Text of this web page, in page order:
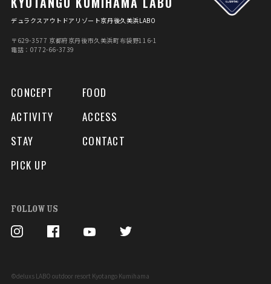
デュラクスアウトドアリゾート京丹後久美浜LABO
〒629-3577 京都府京丹後市久美浜町布袋野116-1
電話：0772-66-3739
CONCEPT
ACTIVITY
STAY
PICK UP
FOOD
ACCESS
CONTACT
FOLLOW US
©deluxs LABO outdoor resort Kyotango Kumihama